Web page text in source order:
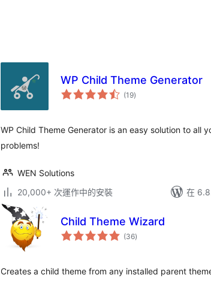
WP Child Theme Generator
(19總
評)
WP Child Theme Generator is an easy solution to all
problems!
WEN Solutions
20,000+ 次運作中的安裝
在
Child Theme Wizard
(36總
評)
Creates a child theme from any installed parent